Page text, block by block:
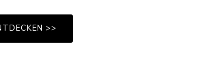
>>